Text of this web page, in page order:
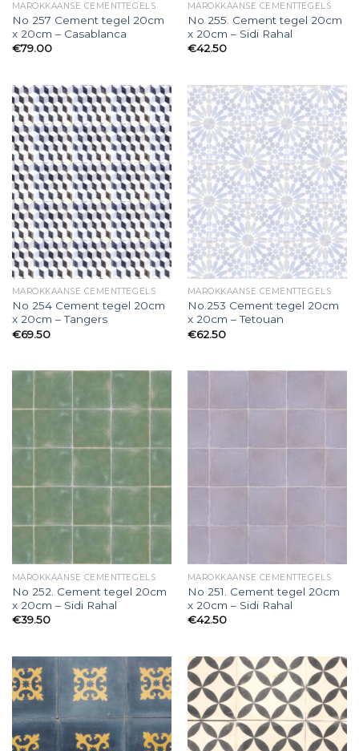
MAROKKAANSE CEMENTTEGELS
No 257 Cement tegel 20cm
x 20cm – Casablanca
€79.00
MAROKKAANSE CEMENTTEGELS
No 255. Cement tegel 20cm
x 20cm – Sidi Rahal
€42.50
MAROKKAANSE CEMENTTEGELS
No 254 Cement tegel 20cm
x 20cm – Tangers
€69.50
MAROKKAANSE CEMENTTEGELS
No.253 Cement tegel 20cm
x 20cm – Tetouan
€62.50
MAROKKAANSE CEMENTTEGELS
No 252. Cement tegel 20cm
x 20cm – Sidi Rahal
€39.50
MAROKKAANSE CEMENTTEGELS
No 251. Cement tegel 20cm
x 20cm – Sidi Rahal
€42.50